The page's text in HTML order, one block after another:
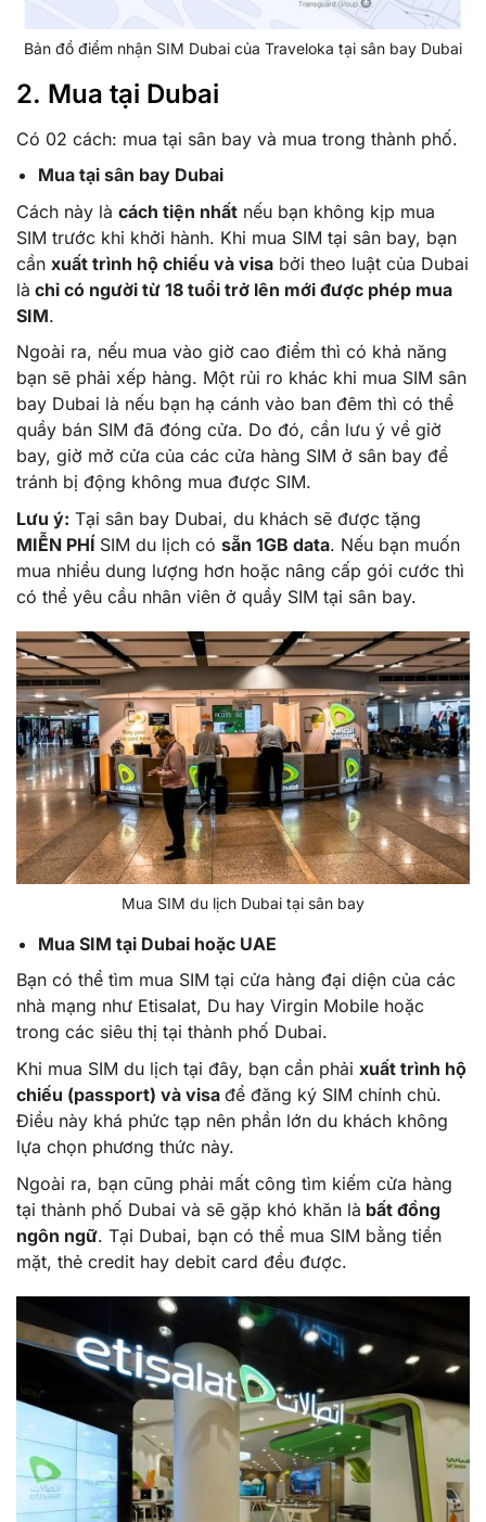
Bản đồ điểm nhận SIM Dubai của Traveloka tại sân bay Dubai
2. Mua tại Dubai
Có 02 cách: mua tại sân bay và mua trong thành phố.
Mua tại sân bay Dubai
Cách này là cách tiện nhất nếu bạn không kịp mua
SIM trước khi khởi hành. Khi mua SIM tại sân bay, bạn
cần xuất trình hộ chiếu và visa bởi theo luật của Dubai
là chỉ có người từ 18 tuổi trở lên mới được phép mua
SIM.
Ngoài ra, nếu mua vào giờ cao điểm thì có khả năng
bạn sẽ phải xếp hàng. Một rủi ro khác khi mua SIM sân
bay Dubai là nếu bạn hạ cánh vào ban đêm thì có thể
quầy bán SIM đã đóng cửa. Do đó, cần lưu ý về giờ
bay, giờ mở cửa của các cửa hàng SIM ở sân bay để
tránh bị động không mua được SIM.
Lưu ý: Tại sân bay Dubai, du khách sẽ được tặng
MIỄN PHÍ SIM du lịch có sẵn 1GB data. Nếu bạn muốn
mua nhiều dung lượng hơn hoặc nâng cấp gói cước thì
có thể yêu cầu nhân viên ở quầy SIM tại sân bay.
Mua SIM du lịch Dubai tại sân bay
Mua SIM tại Dubai hoặc UAE
Bạn có thể tìm mua SIM tại cửa hàng đại diện của các
nhà mạng như Etisalat, Du hay Virgin Mobile hoặc
trong các siêu thị tại thành phố Dubai.
Khi mua SIM du lịch tại đây, bạn cần phải xuất trình hộ
chiếu (passport) và visa để đăng ký SIM chính chủ.
Điều này khá phức tạp nên phần lớn du khách không
lựa chọn phương thức này.
Ngoài ra, bạn cũng phải mất công tìm kiếm cửa hàng
tại thành phố Dubai và sẽ gặp khó khăn là bất đồng
ngôn ngữ. Tại Dubai, bạn có thể mua SIM bằng tiền
mặt, thẻ credit hay debit card đều được.